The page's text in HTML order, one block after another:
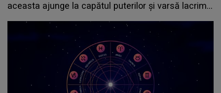
aceasta ajunge la capătul puterilor și varsă lacrimi
amare